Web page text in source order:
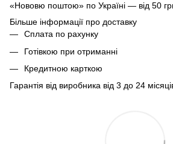
«Нововю поштою» по Україні — від 50
Більше інформації про доставку
Сплата по рахунку
Готівкою при отриманні
Кредитною карткою
Гарантія від виробника від 3 до 24